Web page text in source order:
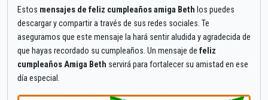
Estos mensajes de feliz cumpleaños amiga Beth los puedes
descargar y compartir a través de sus redes sociales. Te
aseguramos que este mensaje la hará sentir aludida y agradecida de
que hayas recordado su cumpleaños. Un mensaje de feliz
cumpleaños Amiga Beth servirá para fortalecer su amistad en ese
día especial.